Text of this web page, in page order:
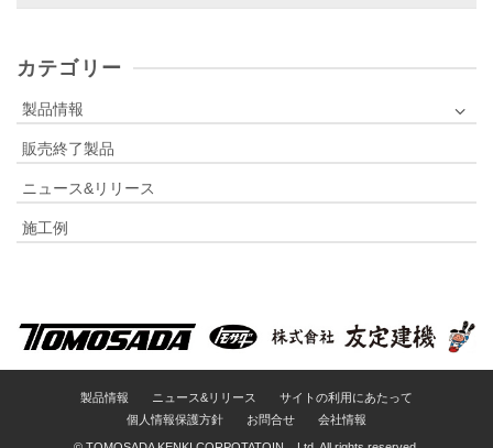
c
o
カテゴリー
製品情報
販売終了製品
ニュース&リリース
施工例
製品情報 ニュース&リリース
サイトの利用にあたって
個人情報保護方針
お問合せ 会社情報